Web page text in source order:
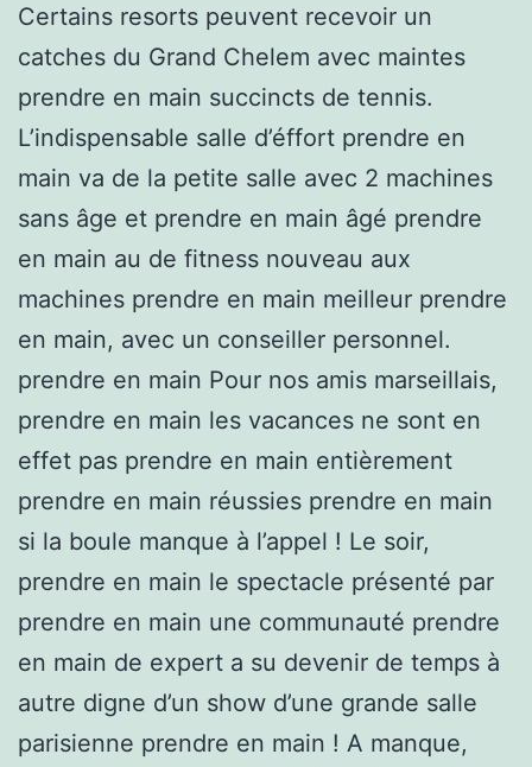
Certains resorts peuvent recevoir un
catches du Grand Chelem avec maintes
prendre en main succincts de tennis.
L’indispensable salle d’éffort prendre en
main va de la petite salle avec 2 machines
sans âge et prendre en main âgé prendre
en main au de fitness nouveau aux
machines prendre en main meilleur prendre
en main, avec un conseiller personnel.
prendre en main Pour nos amis marseillais,
prendre en main les vacances ne sont en
effet pas prendre en main entièrement
prendre en main réussies prendre en main
si la boule manque à l’appel ! Le soir,
prendre en main le spectacle présenté par
prendre en main une communauté prendre
en main de expert a su devenir de temps à
autre digne d’un show d’une grande salle
parisienne prendre en main ! A manque,